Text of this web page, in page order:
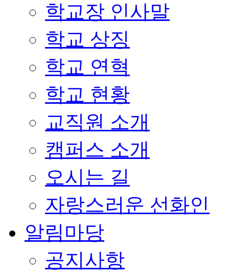
학교장 인사말
학교 상징
학교 연혁
학교 현황
교직원 소개
캠퍼스 소개
오시는 길
자랑스러운 선화인
알림마당
공지사항